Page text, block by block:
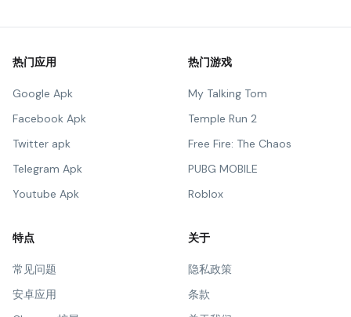
热门应用
Google Apk
Facebook Apk
Twitter apk
Telegram Apk
Youtube Apk
热门游戏
My Talking Tom
Temple Run 2
Free Fire: The Chaos
PUBG MOBILE
Roblox
特点
常见问题
安卓应用
关于
隐私政策
条款